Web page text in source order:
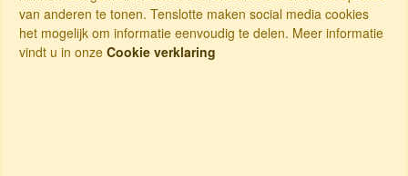
van anderen te tonen. Tenslotte maken social media cookies
het mogelijk om informatie eenvoudig te delen. Meer informatie
vindt u in onze Cookie verklaring